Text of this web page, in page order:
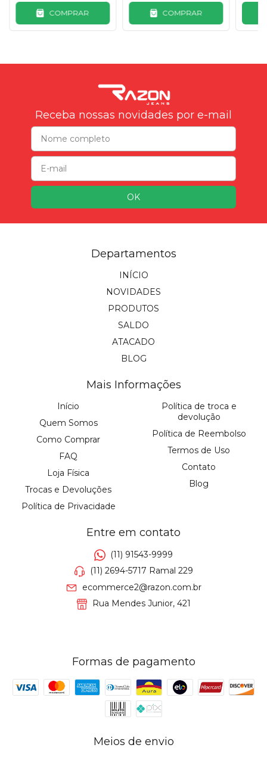
COMPRAR COMPRAR
Receba nossas novidades por e-mail
Departamentos
INÍCIO
NOVIDADES
PRODUTOS
SALDO
ATACADO
BLOG
Mais Informações
Início
Quem Somos
Como Comprar
FAQ
Loja Física
Trocas e Devoluções
Política de Privacidade
Política de troca e
devolução
Política de Reembolso
Termos de Uso
Contato
Blog
Entre em contato
(11) 91543-9999
(11) 2694-5717 Ramal 229
ecommerce2@razon.com.br
Rua Mendes Junior, 421
Formas de pagamento
Meios de envio